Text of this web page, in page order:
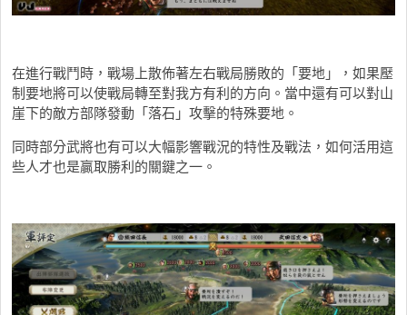
在進行戰鬥時，戰場上散佈著左右戰局勝敗的「要地」，如果壓
制要地將可以使戰局轉至對我方有利的方向。當中還有可以對山
崖下的敵方部隊發動「落石」攻擊的特殊要地。
同時部分武將也有可以大幅影響戰況的特性及戰法，如何活用這
些人才也是贏取勝利的關鍵之一。